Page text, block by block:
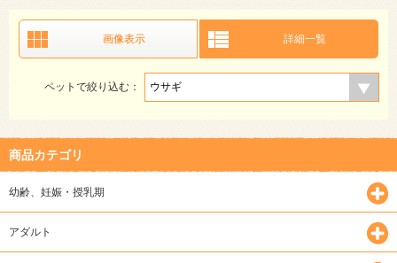
画像表示 詳細一覧
ペットで絞り込む：
商品カテゴリ
幼齢、妊娠・授乳期
アダルト